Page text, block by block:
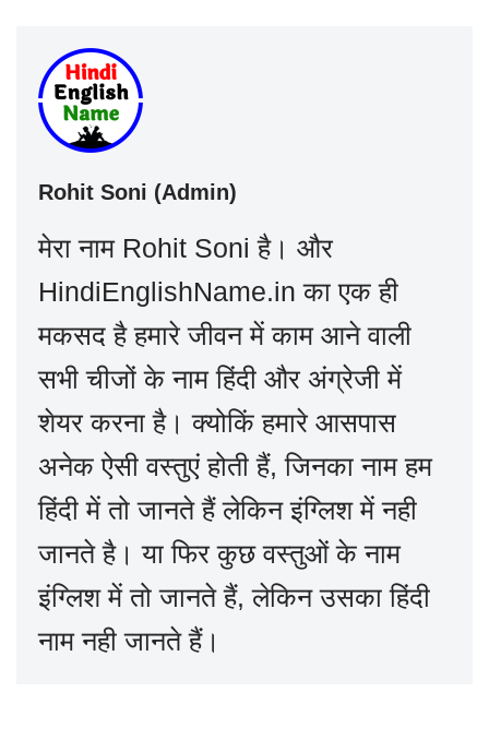
Rohit Soni (Admin)
मेरा नाम Rohit Soni है। और
HindiEnglishName.in का एक ही
मकसद है हमारे जीवन में काम आने वाली
सभी चीजों के नाम हिंदी और अंग्रेजी में
शेयर करना है। क्योकिं हमारे आसपास
अनेक ऐसी वस्तुएं होती हैं, जिनका नाम हम
हिंदी में तो जानते हैं लेकिन इंग्लिश में नही
जानते है। या फिर कुछ वस्तुओं के नाम
इंग्लिश में तो जानते हैं, लेकिन उसका हिंदी
नाम नही जानते हैं।